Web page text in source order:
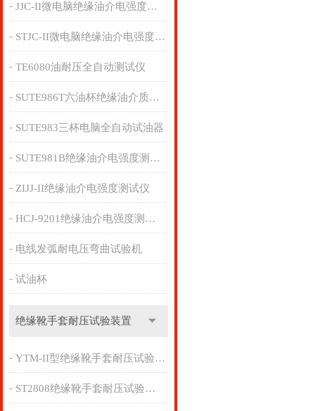
JJC-II微电脑绝缘油介电强度测试仪
STJC-II微电脑绝缘油介电强度测试仪
TE6080油耐压全自动测试仪
SUTE986T六油杯绝缘油介质电强度测试仪
SUTE983三杯电脑全自动试油器
SUTE981B绝缘油介电强度测试仪
ZIJJ-II绝缘油介电强度测试仪
HCJ-9201绝缘油介电强度测试仪
电线发弧耐电压弯曲试验机
试油杯
绝缘靴手套耐压试验装置
YTM-II型绝缘靴手套耐压试验装置
ST2808绝缘靴手套耐压试验装置